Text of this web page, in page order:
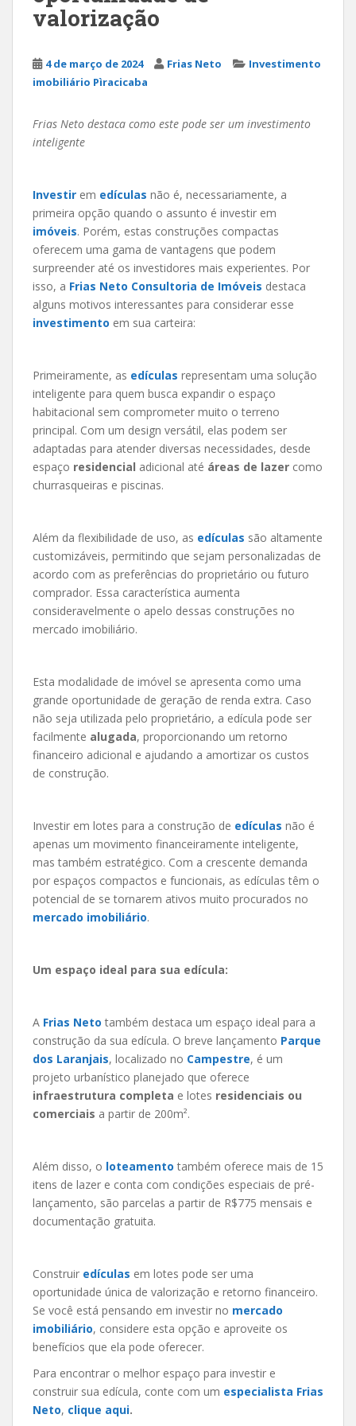
valorização
4 de março de 2024 Frias Neto
Investimento
imobiliário Pìracicaba
Frias Neto destaca como este pode ser um investimento
inteligente
Investir em edículas não é, necessariamente, a
primeira opção quando o assunto é investir em
imóveis. Porém, estas construções compactas
oferecem uma gama de vantagens que podem
surpreender até os investidores mais experientes. Por
isso, a Frias Neto Consultoria de Imóveis destaca
alguns motivos interessantes para considerar esse
investimento em sua carteira:
Primeiramente, as edículas representam uma solução
inteligente para quem busca expandir o espaço
habitacional sem comprometer muito o terreno
principal. Com um design versátil, elas podem ser
adaptadas para atender diversas necessidades, desde
espaço residencial adicional até áreas de lazer como
churrasqueiras e piscinas.
Além da flexibilidade de uso, as edículas são altamente
customizáveis, permitindo que sejam personalizadas de
acordo com as preferências do proprietário ou futuro
comprador. Essa característica aumenta
consideravelmente o apelo dessas construções no
mercado imobiliário.
Esta modalidade de imóvel se apresenta como uma
grande oportunidade de geração de renda extra. Caso
não seja utilizada pelo proprietário, a edícula pode ser
facilmente alugada, proporcionando um retorno
financeiro adicional e ajudando a amortizar os custos
de construção.
Investir em lotes para a construção de edículas não é
apenas um movimento financeiramente inteligente,
mas também estratégico. Com a crescente demanda
por espaços compactos e funcionais, as edículas têm o
potencial de se tornarem ativos muito procurados no
mercado imobiliário.
Um espaço ideal para sua edícula:
A Frias Neto também destaca um espaço ideal para a
construção da sua edícula. O breve lançamento Parque
dos Laranjais, localizado no Campestre, é um
projeto urbanístico planejado que oferece
infraestrutura completa e lotes residenciais ou
comerciais a partir de 200m².
Além disso, o loteamento também oferece mais de 15
itens de lazer e conta com condições especiais de pré-
lançamento, são parcelas a partir de R$775 mensais e
documentação gratuita.
Construir edículas em lotes pode ser uma
oportunidade única de valorização e retorno financeiro.
Se você está pensando em investir no mercado
imobiliário, considere esta opção e aproveite os
benefícios que ela pode oferecer.
Para encontrar o melhor espaço para investir e
construir sua edícula, conte com um especialista Frias
Neto, clique aqui.